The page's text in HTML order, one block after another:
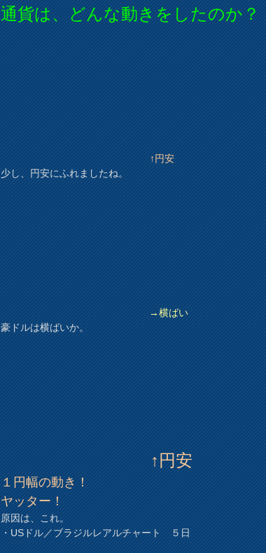
通貨は、どんな動きをしたのか？
↑円安
少し、円安にふれましたね。
→横ばい
豪ドルは横ばいか。
↑円安
１円幅の動き！
ヤッター！
原因は、これ。
・USドル／ブラジルレアルチャート ５日